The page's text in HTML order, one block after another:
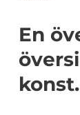
En
konst.